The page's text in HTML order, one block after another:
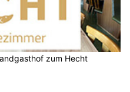
zum Hecht